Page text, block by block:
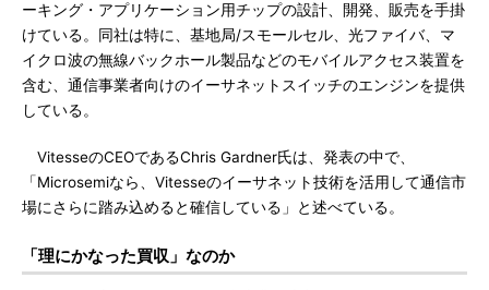
ーキング・アプリケーション用チップの設計、開発、販売を手掛
けている。同社は特に、基地局/スモールセル、光ファイバ、マ
イクロ波の無線バックホール製品などのモバイルアクセス装置を
含む、通信事業者向けのイーサネットスイッチのエンジンを提供
している。
VitesseのCEOであるChris Gardner氏は、発表の中で、
「Microsemiなら、Vitesseのイーサネット技術を活用して通信市
場にさらに踏み込めると確信している」と述べている。
「理にかなった買収」なのか